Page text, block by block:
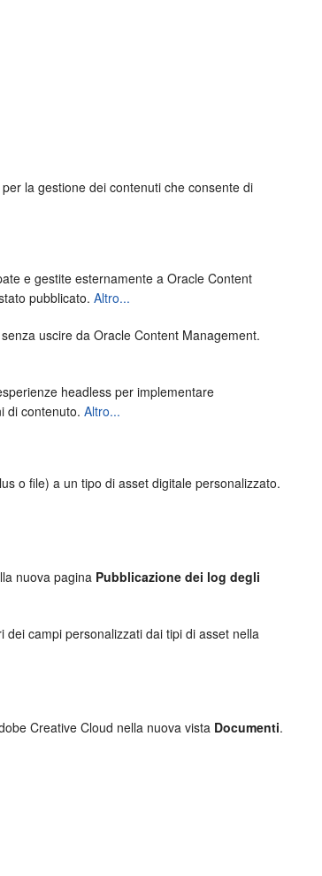
la gestione dei contenuti che consente di
e gestite esternamente aOracle Content
pubblicato.Altro...
senza uscire daOracle Content Management.
headless per implementare
di contenuto.Altro...
o file) a un tipo di asset digitale personalizzato.
nuova pagina Pubblicazione dei log degli
campi personalizzati dai tipi di asset nella
Creative Cloud nella nuova vista Documenti.